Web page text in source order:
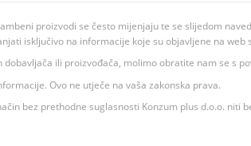
proizvodi se često mijenjaju te se slijedom
isključivo na informacije koje su objavljene na web
ili proizvođača, molimo obratite nam se s
Ovo ne utječe na vaša zakonska prava.
bez prethodne suglasnosti Konzum plus d.o.o. niti